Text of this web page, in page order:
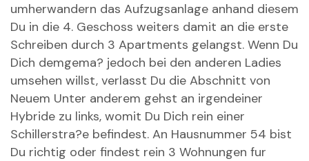
umherwandern das Aufzugsanlage anhand diesem
Du in die 4. Geschoss weiters damit an die erste
Schreiben durch 3 Apartments gelangst. Wenn Du
Dich demgema? jedoch bei den anderen Ladies
umsehen willst, verlasst Du die Abschnitt von
Neuem Unter anderem gehst an irgendeiner
Hybride zu links, womit Du Dich rein einer
Schillerstra?e befindest. An Hausnummer 54 bist
Du richtig oder findest rein 3 Wohnungen fur